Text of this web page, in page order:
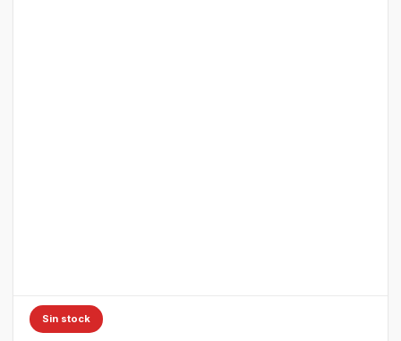
Sin stock